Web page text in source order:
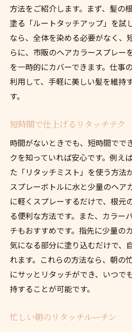
方法をご紹介します。まず、髪の
塗る「ルートタッチアップ」を試
なら、全体を染める必要がなく、
らに、市販のヘアカラースプレー
を一時的にカバーできます。仕事
利用して、手軽に美しい髪を維持
す。
短時間で仕上げるリタッチテク
時間がないときでも、短時間でで
クを知っていれば安心です。例え
た「リタッチミスト」を使う方法
スプレーボトルに水と少量のヘア
に軽くスプレーするだけで、根元
る便利な方法です。また、カラー
チもおすすめです。指先に少量の
気になる部分に塗り込むだけで、
れます。これらの方法なら、朝の
にサッとリタッチができ、いつで
持することが可能です。
忙しい朝のリタッチルーチン